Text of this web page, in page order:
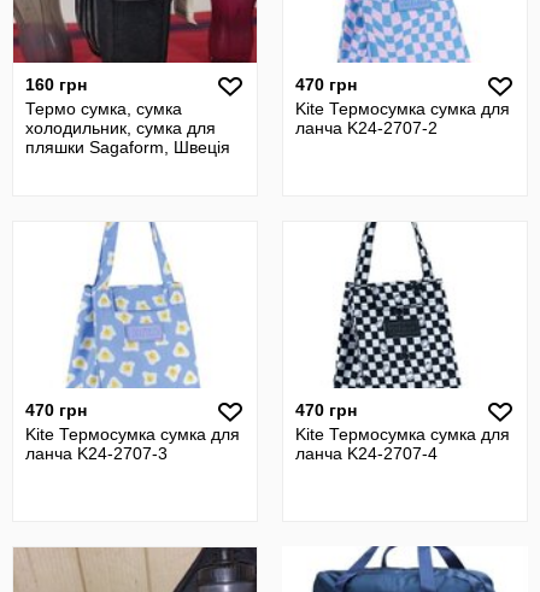
160 грн
Термо сумка, сумка
холодильник, сумка для
пляшки Sagaform, Швеція
470 грн
Kite Термосумка сумка для
ланча K24-2707-2
470 грн
Kite Термосумка сумка для
ланча K24-2707-3
470 грн
Kite Термосумка сумка для
ланча K24-2707-4